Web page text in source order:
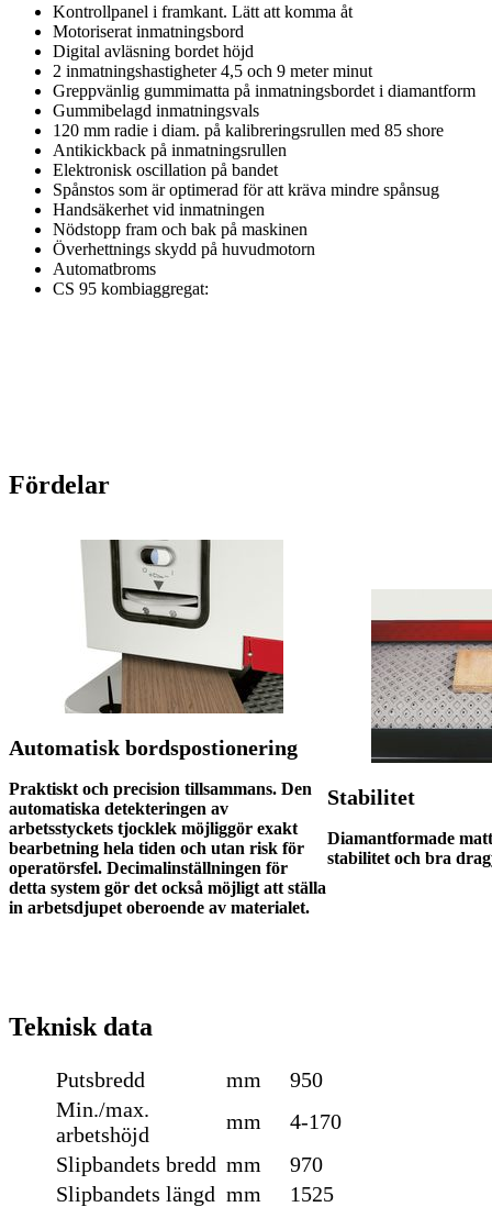
Kontrollpanel i framkant. Lätt att komma åt
Motoriserat inmatningsbord
Digital avläsning bordet höjd
2 inmatningshastigheter 4,5 och 9 meter minut
Greppvänlig gummimatta på inmatningsbordet i diamantform
Gummibelagd inmatningsvals
120 mm radie i diam. på kalibreringsrullen med 85 shore
Antikickback på inmatningsrullen
Elektronisk oscillation på bandet
Spånstos som är optimerad för att kräva mindre spånsug
Handsäkerhet vid inmatningen
Nödstopp fram och bak på maskinen
Överhettnings skydd på huvudmotorn
Automatbroms
CS 95 kombiaggregat:
Fördelar
Automatisk bordspostionering
Praktiskt och precision tillsammans. Den
automatiska detekteringen av
arbetsstyckets tjocklek möjliggör exakt
bearbetning hela tiden och utan risk för
operatörsfel. Decimalinställningen för
detta system gör det också möjligt att ställa
in arbetsdjupet oberoende av materialet.
Stabilitet
Diamantformade
stabilitet och bra
Teknisk data
Putsbredd mm
950
Min./max.
arbetshöjd
mm
4-170
Slipbandets bredd mm
970
Slipbandets längd mm
1525